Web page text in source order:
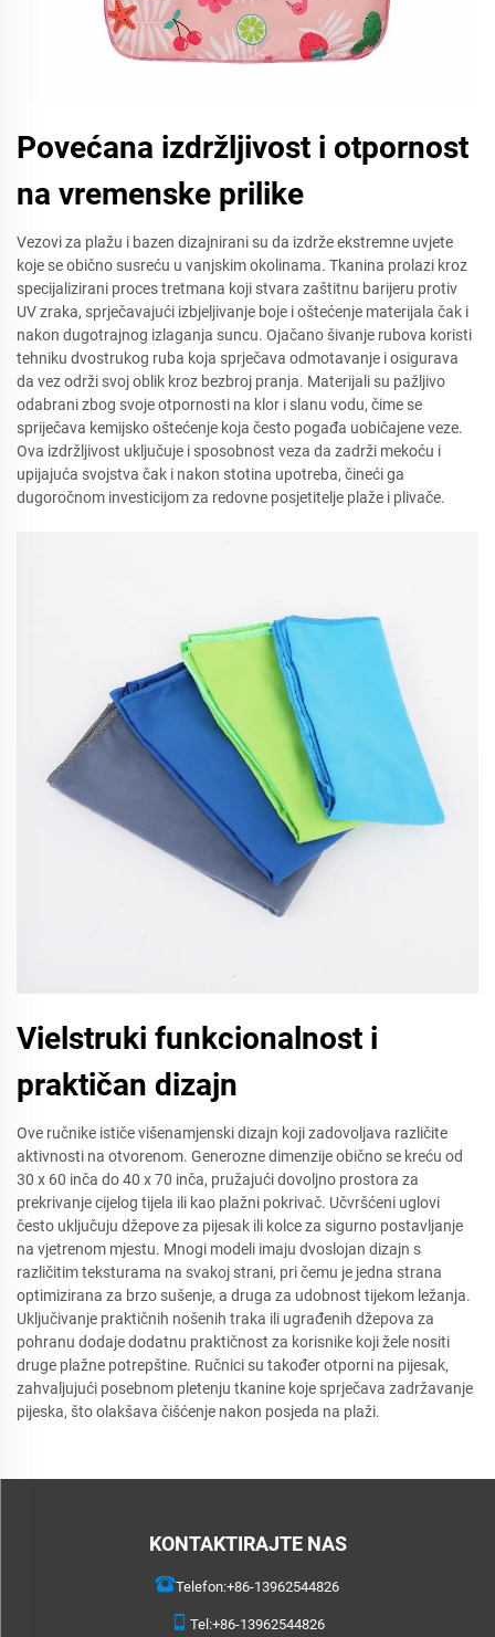
Povećana izdržljivost i otpornost
na vremenske prilike
Vezovi za plažu i bazen dizajnirani su da izdrže ekstremne uvjete
koje se obično susreću u vanjskim okolinama. Tkanina prolazi kroz
specijalizirani proces tretmana koji stvara zaštitnu barijeru protiv
UV zraka, sprječavajući izbjeljivanje boje i oštećenje materijala čak i
nakon dugotrajnog izlaganja suncu. Ojačano šivanje rubova koristi
tehniku dvostrukog ruba koja sprječava odmotavanje i osigurava
da vez održi svoj oblik kroz bezbroj pranja. Materijali su pažljivo
odabrani zbog svoje otpornosti na klor i slanu vodu, čime se
spriječava kemijsko oštećenje koja često pogađa uobičajene veze.
Ova izdržljivost uključuje i sposobnost veza da zadrži mekoću i
upijajuća svojstva čak i nakon stotina upotreba, čineći ga
dugoročnom investicijom za redovne posjetitelje plaže i plivače.
Vielstruki funkcionalnost i
praktičan dizajn
Ove ručnike ističe višenamjenski dizajn koji zadovoljava različite
aktivnosti na otvorenom. Generozne dimenzije obično se kreću od
30 x 60 inča do 40 x 70 inča, pružajući dovoljno prostora za
prekrivanje cijelog tijela ili kao plažni pokrivač. Učvršćeni uglovi
često uključuju džepove za pijesak ili kolce za sigurno postavljanje
na vjetrenom mjestu. Mnogi modeli imaju dvoslojan dizajn s
različitim teksturama na svakoj strani, pri čemu je jedna strana
optimizirana za brzo sušenje, a druga za udobnost tijekom ležanja.
Uključivanje praktičnih nošenih traka ili ugrađenih džepova za
pohranu dodaje dodatnu praktičnost za korisnike koji žele nositi
druge plažne potrepštine. Ručnici su također otporni na pijesak,
zahvaljujući posebnom pletenju tkanine koje sprječava zadržavanje
pijeska, što olakšava čišćenje nakon posjeda na plaži.
KONTAKTIRAJTE NAS
Telefon:+86-13962544826
Tel:+86-13962544826